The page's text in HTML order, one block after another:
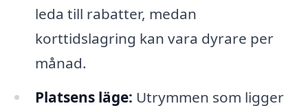
leda till rabatter, medan
korttidslagring kan vara dyrare per
månad.
Platsens läge: Utrymmen som ligger